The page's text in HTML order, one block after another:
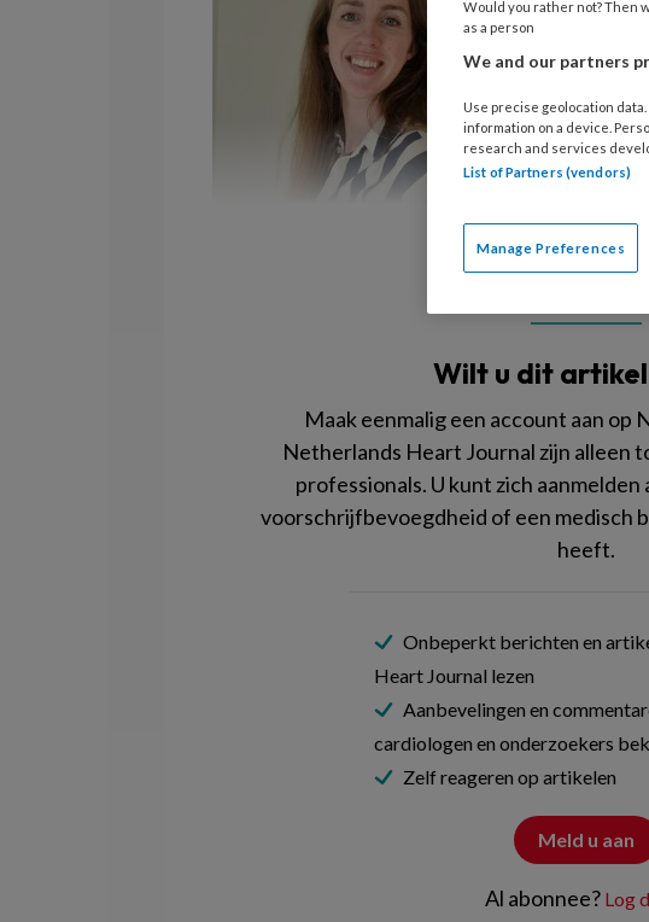
Wilt u dit
Maak eenmalig een account aan op
Netherlands Heart Journal zijn alleen
professionals. U kunt zich
voorschrijfbevoegdheid of een medisch
heeft.
Onbeperkt berichten en
Heart Journal lezen
Aanbevelingen en
cardiologen en onderzoekers
Zelf reageren op artikelen
Meld u aan
Al abonnee? Log
Would you rather not? Then
as a person
We and our partners
Use precise geolocation
information on a device.
research and services
List of Partners (vendors)
Manage Preferences